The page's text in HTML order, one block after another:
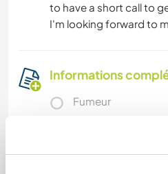
to have a short call to
I'm looking forward to
Informations
Fumeur